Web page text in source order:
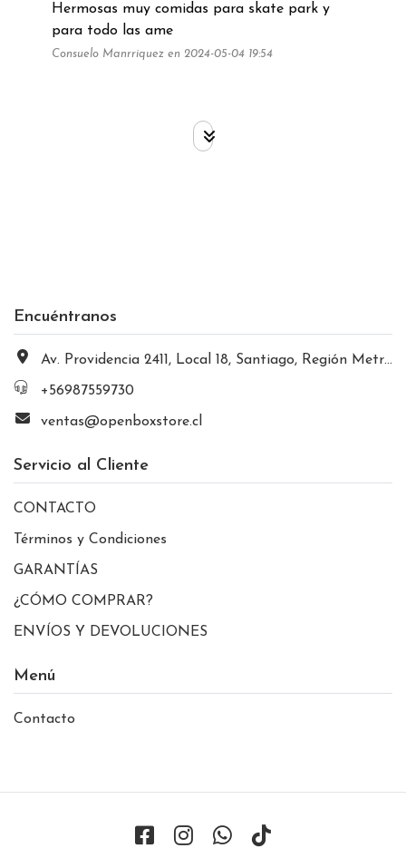
Hermosas muy comidas para skate park y
para todo las ame
Consuelo Manrriquez en 2024-05-04 19:54
Encuéntranos
Av. Providencia 2411, Local 18, Santiago, Región Metropolitana, Chile
+56987559730
ventas@openboxstore.cl
Servicio al Cliente
CONTACTO
Términos y Condiciones
GARANTÍAS
¿CÓMO COMPRAR?
ENVÍOS Y DEVOLUCIONES
Menú
Contacto